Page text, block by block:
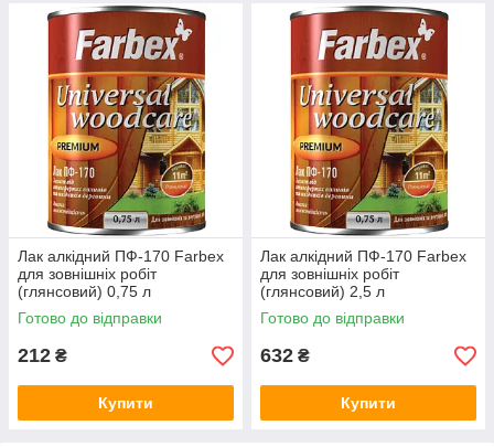
Лак алкідний ПФ-170 Farbex
для зовнішніх робіт
(глянсовий) 0,75 л
Готово до відправки
212 ₴
Купити
Лак алкідний ПФ-170 Farbex
для зовнішніх робіт
(глянсовий) 2,5 л
Готово до відправки
632 ₴
Купити